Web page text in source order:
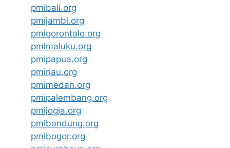
pmibali.org
pmijambi.org
pmigorontalo.org
pmimaluku.org
pmipapua.org
pmiriau.org
pmimedan.org
pmipalembang.org
pmijogja.org
pmibandung.org
pmibogor.org